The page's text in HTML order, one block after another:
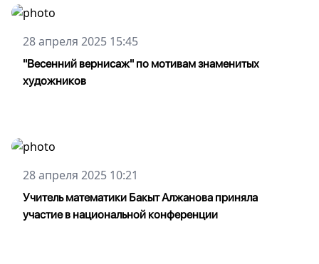
28 апреля 2025 15:45
"Весенний вернисаж" по мотивам знаменитых
художников
28 апреля 2025 10:21
Учитель математики Бакыт Алжанова приняла
участие в национальной конференции